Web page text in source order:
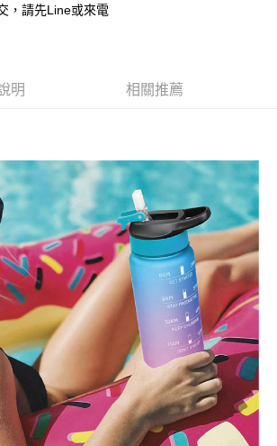
服務後，再付款。
將收到繳費通知簡訊。
先享後付 」之結帳頁面顯示為準，若有關於
取消欲退款等相關疑問，請聯繫「AFTEE先享後付
netprotections.freshdesk.com/support/home
有限公司提供之「AFTEE先享後付」服務完成之交
圍內提供個人資料，並將交易相關給付款項請求債
限公司。
宜，請瀏覽以下網址：
先徵得法定代理人或監護人之同意方可使用
若未經同意申辦者引起之損失，本公司不負相關責
後付」時，將依據個別帳號之用戶狀況，依本公司即
度；若仍有額度不足之情形，本公司將視審查結果
含以上)免運費
，請先Line或來電
明 相關推薦